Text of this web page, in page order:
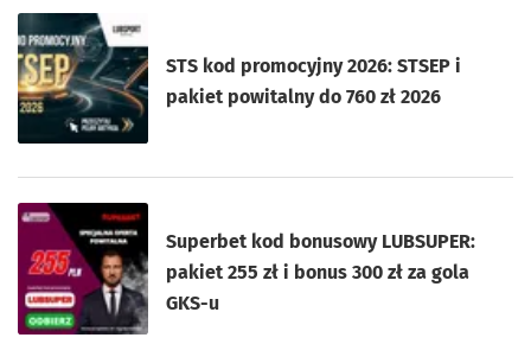
STS kod promocyjny 2026: STSEP i
pakiet powitalny do 760 zł 2026
Superbet kod bonusowy LUBSUPER:
pakiet 255 zł i bonus 300 zł za gola
GKS-u